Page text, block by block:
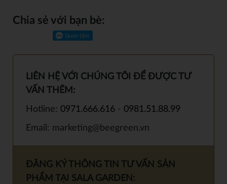
Chia sẻ với bạn bè:
LIÊN HỆ VỚI CHÚNG TÔI ĐỂ ĐƯỢC TƯ
VẤN THÊM:
Hotline: 0971.666.616 - 0981.51.88.99
Email: marketing@beegreen.vn
ĐĂNG KÝ THÔNG TIN TƯ VẤN SẢN
PHẨM TẠI SALA GARDEN: